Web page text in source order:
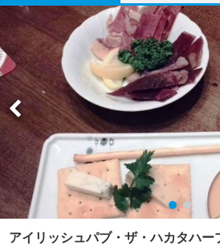
アイリッシュパブ・ザ・ハカタハー